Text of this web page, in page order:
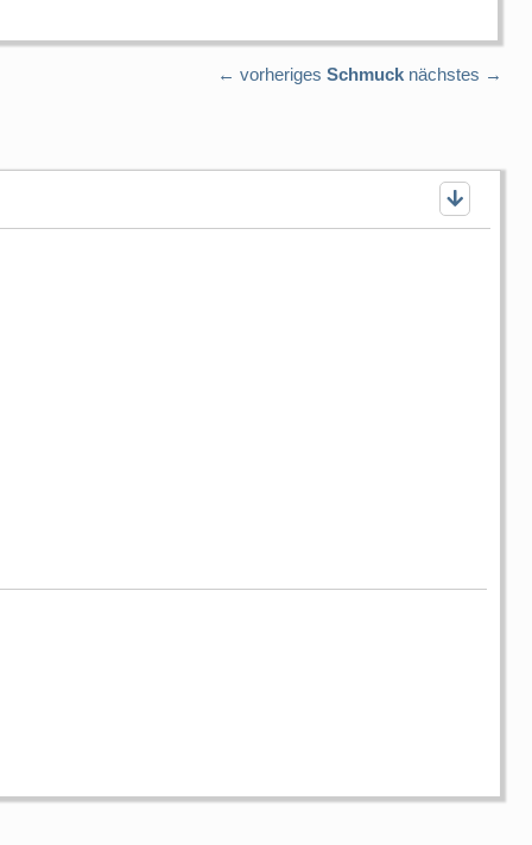
← vorheriges Schmuck nächstes →